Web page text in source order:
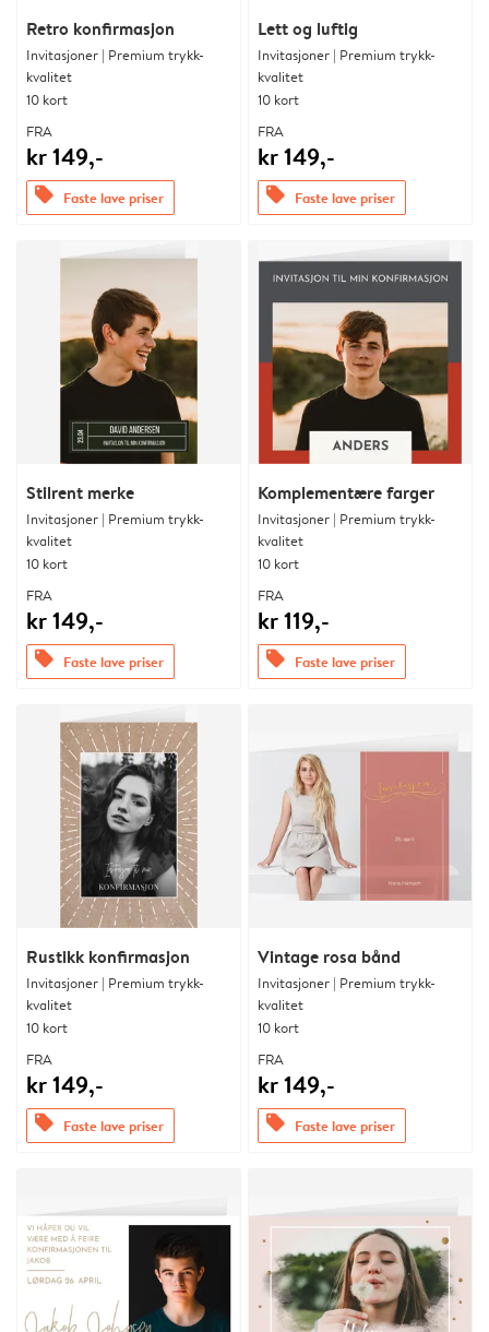
Retro konfirmasjon
Invitasjoner | Premium trykk-
kvalitet
10 kort
FRA
kr 149,-
offers Faste lave priser
Lett og luftig
Invitasjoner | Premium trykk-
kvalitet
10 kort
FRA
kr 149,-
offers Faste lave priser
Stilrent merke
Invitasjoner | Premium trykk-
kvalitet
10 kort
FRA
kr 149,-
offers Faste lave priser
Komplementære farger
Invitasjoner | Premium trykk-
kvalitet
10 kort
FRA
kr 119,-
offers Faste lave priser
Rustikk konfirmasjon
Invitasjoner | Premium trykk-
kvalitet
10 kort
FRA
kr 149,-
offers Faste lave priser
Vintage rosa bånd
Invitasjoner | Premium trykk-
kvalitet
10 kort
FRA
kr 149,-
offers Faste lave priser